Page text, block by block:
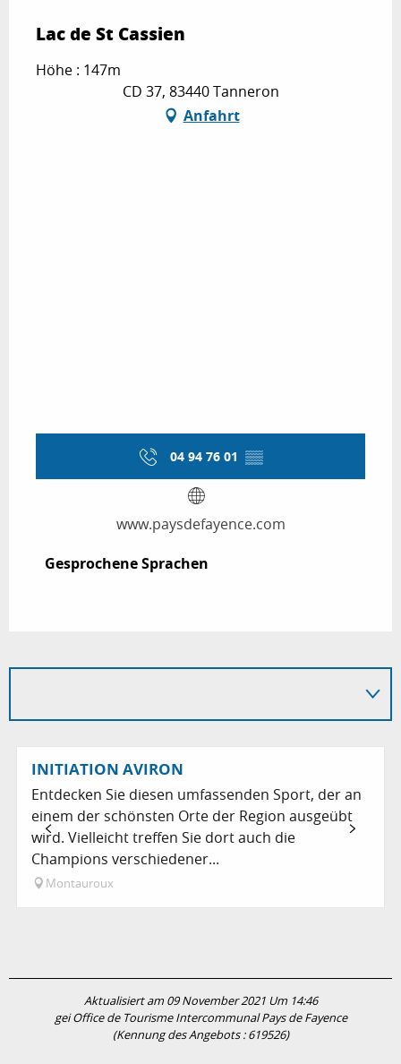
Lac de St Cassien
Höhe : 147m
CD 37, 83440 Tanneron
Anfahrt
04 94 76 01 ▒▒
www.paysdefayence.com
Gesprochene Sprachen
Gesprochene Sprachen
INITIATION AVIRON
Entdecken Sie diesen umfassenden Sport, der an
einem der schönsten Orte der Region ausgeübt
wird. Vielleicht treffen Sie dort auch die
Champions verschiedener...
Montauroux
Aktualisiert am 09 November 2021 Um 14:46
gei Office de Tourisme Intercommunal Pays de Fayence
(Kennung des Angebots :619526)